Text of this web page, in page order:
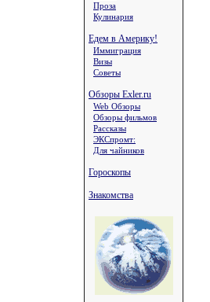
Проза
Кулинария
Едем в Америку!
Иммиграция
Визы
Советы
Обзоры Exler.ru
Web Обзоры
Обзоры фильмов
Рассказы
ЭКСпромт:
Для чайников
Гороскопы
Знакомства